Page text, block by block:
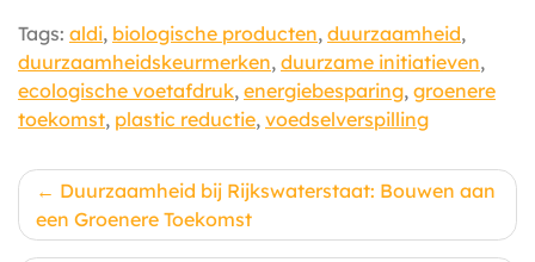
Tags: aldi, biologische producten, duurzaamheid,
duurzaamheidskeurmerken, duurzame initiatieven,
ecologische voetafdruk, energiebesparing, groenere
toekomst, plastic reductie, voedselverspilling
Berichtnavigatie
Duurzaamheid bij Rijkswaterstaat: Bouwen aan
een Groenere Toekomst